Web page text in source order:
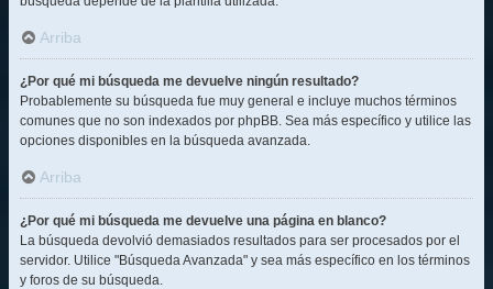
Arriba
¿Por qué mi búsqueda me devuelve ningún resultado?
Probablemente su búsqueda fue muy general e incluye muchos términos
comunes que no son indexados por phpBB. Sea más específico y utilice las
opciones disponibles en la búsqueda avanzada.
Arriba
¿Por qué mi búsqueda me devuelve una página en blanco?
La búsqueda devolvió demasiados resultados para ser procesados por el
servidor. Utilice "Búsqueda Avanzada" y sea más específico en los términos
y foros de su búsqueda.